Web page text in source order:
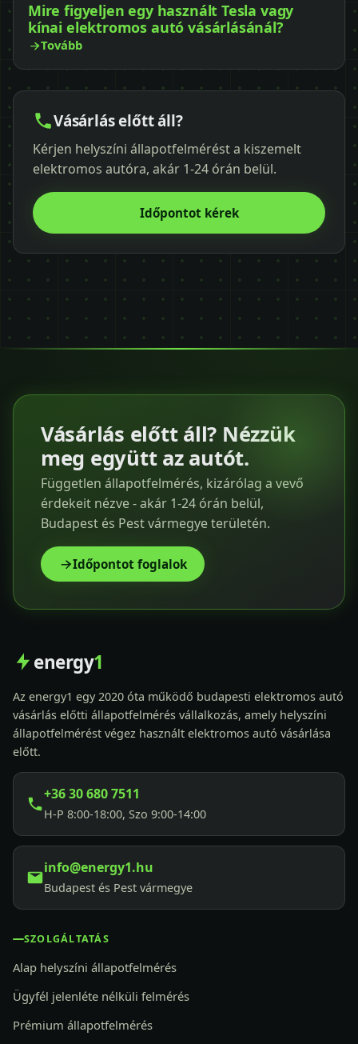
Mire figyeljen egy használt Tesla vagy
kínai elektromos autó vásárlásánál?
Tovább
Vásárlás előtt áll?
Kérjen helyszíni állapotfelmérést a kiszemelt
elektromos autóra, akár 1-24 órán belül.
Időpontot kérek
Vásárlás előtt áll? Nézzük
meg együtt az autót.
Független állapotfelmérés, kizárólag a vevő
érdekeit nézve - akár 1-24 órán belül,
Budapest és Pest vármegye területén.
Időpontot foglalok
energy1
Az energy1 egy 2020 óta működő budapesti elektromos autó
vásárlás előtti állapotfelmérés vállalkozás, amely helyszíni
állapotfelmérést végez használt elektromos autó vásárlása
előtt.
+36 30 680 7511
H-P 8:00-18:00, Szo 9:00-14:00
info@energy1.hu
Budapest és Pest vármegye
SZOLGÁLTATÁS
Alap helyszíni állapotfelmérés
Ügyfél jelenléte nélküli felmérés
Prémium állapotfelmérés